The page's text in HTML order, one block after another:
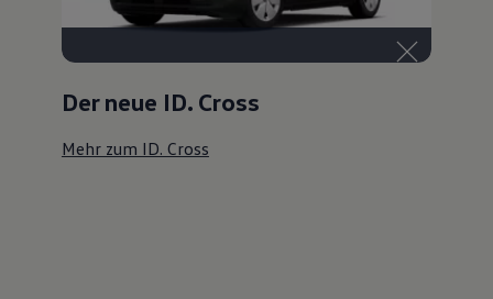
Der neue ID. Cross
Mehr zum ID. Cross